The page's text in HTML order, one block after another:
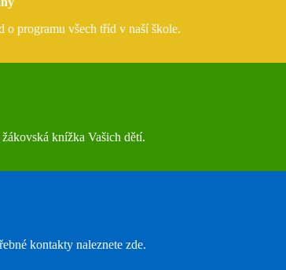
o programu všech tříd v naší škole.
knížka Vašich dětí.
kontakty naleznete zde.